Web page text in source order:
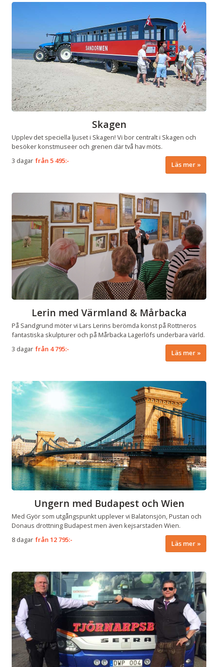
Skagen
Upplev det speciella ljuset i Skagen! Vi bor centralt i Skagen och
besöker konstmuseer och grenen där två hav möts.
3 dagar från5 495:- Läs mer
Lerin med Värmland & Mårbacka
På Sandgrund möter vi Lars Lerins berömda konst på Rottneros
fantastiska skulpturer och på Mårbacka Lagerlöfs underbara värld.
3 dagar från 4 795:- Läs mer
Ungern med Budapest och Wien
Med Györ som utgångspunkt upplever vi Balatonsjön, Pustan och
Donaus drottning Budapest men även kejsarstaden Wien.
8 dagar från12 795:- Läs mer